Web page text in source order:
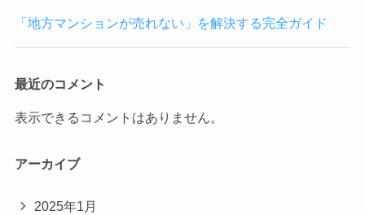
「地方マンションが売れない」を解決する完全ガイド
最近のコメント
表示できるコメントはありません。
アーカイブ
2025年1月